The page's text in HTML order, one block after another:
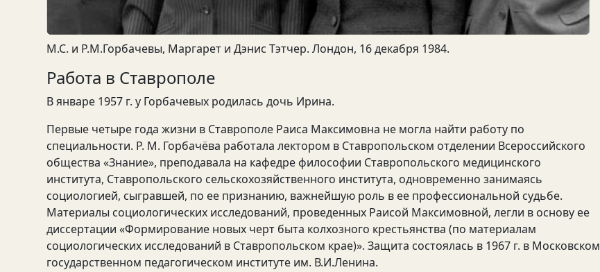
М.С. и Р.М.Горбачевы, Маргарет и Дэнис Тэтчер. Лондон, 16 декабря 1984.
Работа в Ставрополе
В январе 1957 г. у Горбачевых родилась дочь Ирина.
Первые четыре года жизни в Ставрополе Раиса Максимовна не могла найти работу по
специальности. Р. М. Горбачёва работала лектором в Ставропольском отделении Всероссийского
общества «Знание», преподавала на кафедре философии Ставропольского медицинского
института, Ставропольского сельскохозяйственного института, одновременно занимаясь
социологией, сыгравшей, по ее признанию, важнейшую роль в ее профессиональной судьбе.
Материалы социологических исследований, проведенных Раисой Максимовной, легли в основу ее
диссертации «Формирование новых черт быта колхозного крестьянства (по материалам
социологических исследований в Ставропольском крае)». Защита состоялась в 1967 г. в Московском
государственном педагогическом институте им. В.И.Ленина.